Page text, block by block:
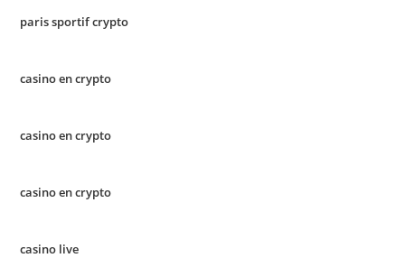
paris sportif crypto
casino en crypto
casino en crypto
casino en crypto
casino live